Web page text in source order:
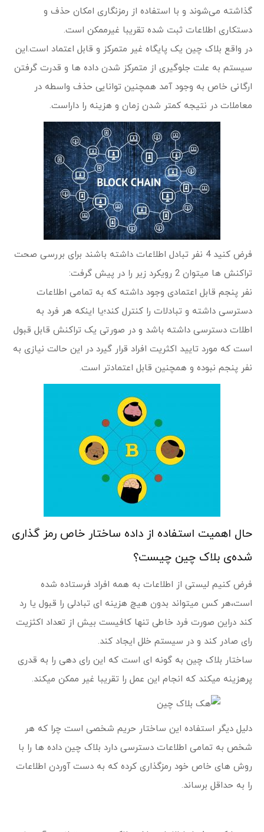
گذاشته می‌شوند و با استفاده از رمزنگاری امکان حذف و
دستکاری اطلاعات ثبت شده تقریبا غیرممکن است.
در واقع بلاک چین یک پایگاه غیر متمرکز و قابل اعتماد است.این
سیستم به علت جلوگیری از متمرکز شدن داده ها و قدرت گرفتن
ارگانی خاص به وجود آمد همچنین توانایی حذف واسطه در
معاملات در نتیجه کمتر شدن زمان و هزینه را داراست.
فرض کنید 4 نفر تبادل اطلاعات داشته باشند برای بررسی صحت
تراکنش ها میتوان 2 رویکرد زیر را در پیش گرفت:
نفر پنجم قابل اعتمادی وجود داشته که به تمامی اطلاعات
دسترسی داشته و تبادلات را کنترل کند؛یا اینکه هر فرد به
اطلات دسترسی داشته باشد و در صورتی یک تراکنش قابل قبول
است که مورد تایید اکثریت افراد قرار گیرد در این حالت نیازی به
نفر پنجم نبوده و همچنین قابل اعتمادتر است.
حال اهمیت استفاده از داده ساختار خاص رمز گذاری
شده‌ی بلاک چین چیست؟
فرض کنیم لیستی از اطلاعات به همه افراد فرستاده شده
است،هر کس میتواند بدون هیچ هزینه ای تبادلی را قبول یا رد
کند دراین صورت فرد خاطی تنها کافیست بیش از تعداد اکثزیت
رای صادر کند و در سیستم خلل ایجاد کند.
ساختار بلاک چین به گونه ای است که این رای دهی را به قدری
پرهزینه میکند که انجام این عمل را تقریبا غیر ممکن میکند.
دلیل دیگر استفاده این ساختار حریم شخصی است چرا که هر
شخص به تمامی اطلاعات دسترسی دارد بلاک چین داده ها را با
روش های خاص خود رمزگذاری کرده که به دست آوردن اطلاعات
را به حداقل برساند.